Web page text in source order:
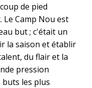
de pied
Le Camp Nou est
but ; c'était un
la saison et établir
du flair et la
pression
buts les plus